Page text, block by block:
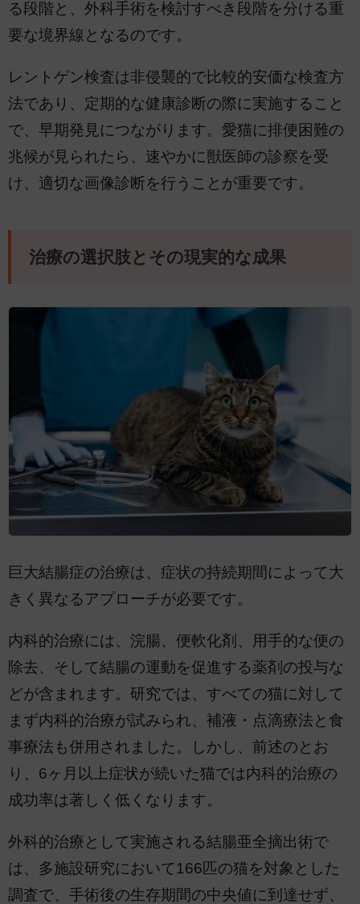
る段階と、外科手術を検討すべき段階を分ける重
要な境界線となるのです。
レントゲン検査は非侵襲的で比較的安価な検査方
法であり、定期的な健康診断の際に実施すること
で、早期発見につながります。愛猫に排便困難の
兆候が見られたら、速やかに獣医師の診察を受
け、適切な画像診断を行うことが重要です。
治療の選択肢とその現実的な成果
巨大結腸症の治療は、症状の持続期間によって大
きく異なるアプローチが必要です。
内科的治療には、浣腸、便軟化剤、用手的な便の
除去、そして結腸の運動を促進する薬剤の投与な
どが含まれます。研究では、すべての猫に対して
まず内科的治療が試みられ、補液・点滴療法と食
事療法も併用されました。しかし、前述のとお
り、6ヶ月以上症状が続いた猫では内科的治療の
成功率は著しく低くなります。
外科的治療として実施される結腸亜全摘出術で
は、多施設研究において166匹の猫を対象とした
調査で、手術後の生存期間の中央値に到達せず、